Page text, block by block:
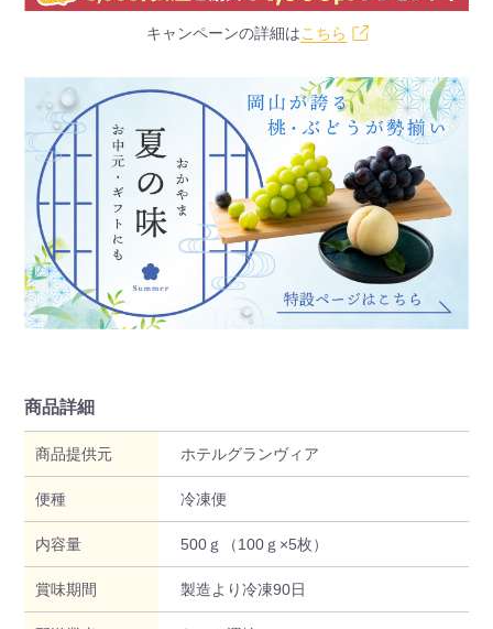
キャンペーンの詳細はこちら
商品詳細
商品提供元 ホテルグランヴィア
便種 冷凍便
内容量 500ｇ（100ｇ×5枚）
賞味期間 製造より冷凍90日